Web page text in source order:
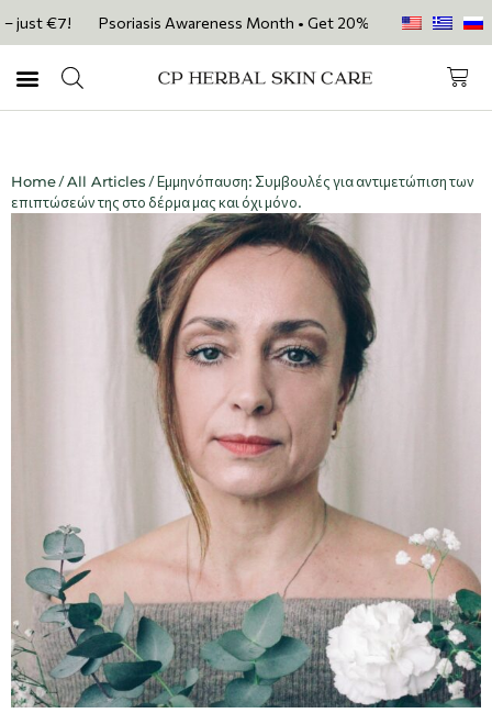
Psoriasis Awareness Month • Get 20% OFF with code
Home/All Articles / Εμμηνόπαυση: Συμβουλές για αντιμετώπιση των
επιπτώσεών της στο δέρμα μας και όχι μόνο.